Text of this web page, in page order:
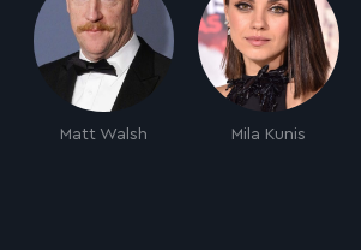
Matt Walsh Mila Kunis